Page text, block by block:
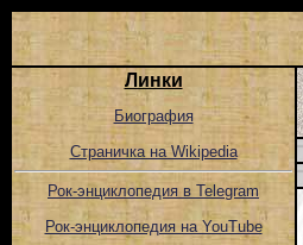
Линки
Биография
Страничка на Wikipedia
Рок-энциклопедия в Telegram
Рок-энциклопедия на YouTube